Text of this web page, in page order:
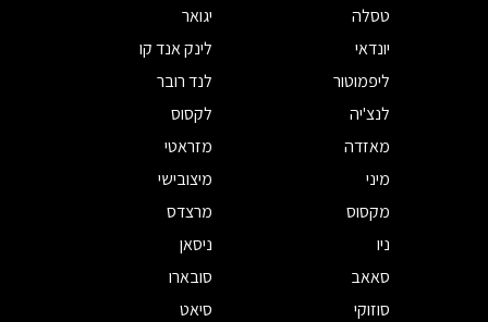
טסלה
יגואר
יונדאי
לינק אנד קו
ליפמוטור
לנד רובר
לנצ'יה
לקסוס
מאזדה
מזראטי
מיני
מיצובישי
מקסוס
מרצדס
ניו
ניסאן
סאאב
סובארו
סוזוקי
סיאט